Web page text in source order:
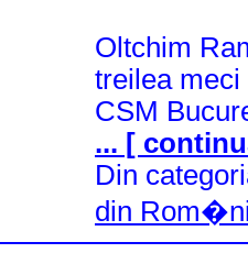
Oltchim
treilea meci
CSM
... [
Din
din